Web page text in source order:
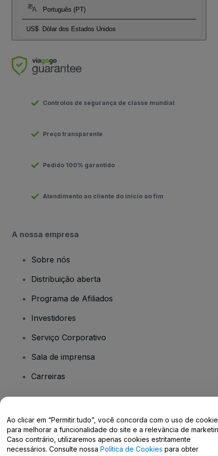
Português (PT)
US$ Dólar dos Estados Unidos
Controlos de segurança de classe mundial
Preço transparente
Pedido 100% garantido
Atendimento ao cliente do início ao fim
A nossa empresa
Sobre nós
Distribuição aberta
Programa de Afiliados
Investidores
Serviço Corporativo
Sala de imprensa
Carreiras
Centro de Ajuda / Fale Conosco
Ao clicar em “Permitir tudo”, você concorda com o uso de
para melhorar a funcionalidade do site e a relevância de
Caso contrário, utilizaremos apenas cookies estritamente
necessários. Consulte nossa Política de Cookies para obter